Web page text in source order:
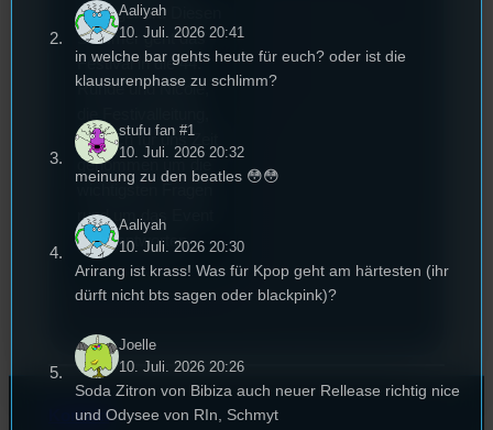
2022 gekürt. Diesen
Sommer geht das
Festival in die 44.
Runde und Nicole,
hat sich für uns Zeit
genommen um die
wichtigsten Fragen
rund um das Event
zu beantworten.
Kontakt
Aaliyah
10. Juli. 2026 20:41
in welche bar gehts heute für euch? oder ist die
klausurenphase zu schlimm?
stufu fan #1
10. Juli. 2026 20:32
meinung zu den beatles 😳😳
Aaliyah
10. Juli. 2026 20:30
Arirang ist krass! Was für Kpop geht am härtesten (ihr
dürft nicht bts sagen oder blackpink)?
Joelle
10. Juli. 2026 20:26
Soda Zitron von Bibiza auch neuer Rellease richtig nice
und Odysee von RIn, Schmyt